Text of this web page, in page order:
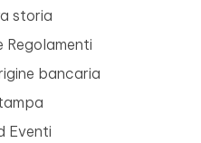
storia
Regolamenti
bancaria
Eventi